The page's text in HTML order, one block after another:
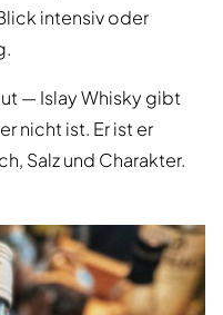
intensiv oder
— Islay Whisky gibt
nicht ist. Er ist er
Salz und Charakter.